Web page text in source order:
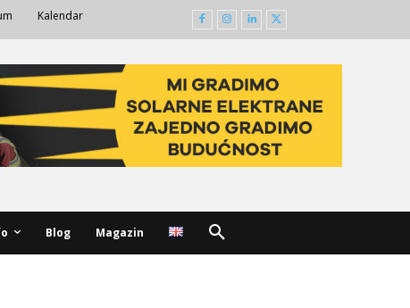
Kalendar
Blog Magazin